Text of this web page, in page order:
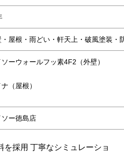
・屋根・雨どい・軒天上・破風塗装・
ソーウォールフッ素4F2（外壁）
（屋根）
ソー徳島店
を採用 丁寧なシミュレーショ